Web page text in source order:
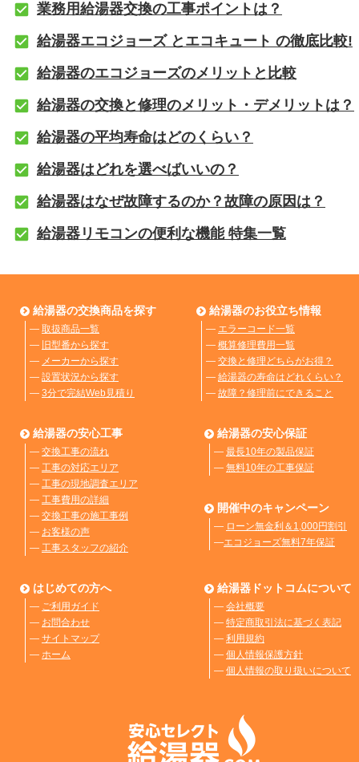
業務用給湯器交換の工事ポイントは？
給湯器エコジョーズ とエコキュート の徹底比較!
給湯器のエコジョーズのメリットと比較
給湯器の交換と修理のメリット・デメリットは？
給湯器の平均寿命はどのくらい？
給湯器はどれを選べばいいの？
給湯器はなぜ故障するのか？故障の原因は？
給湯器リモコンの便利な機能 特集一覧
給湯器の交換商品を探す
― 取扱商品一覧
― 旧型番から探す
― メーカーから探す
― 設置状況から探す
― 3分で完結Web見積り
給湯器のお役立ち情報
― エラーコード一覧
― 概算修理費用一覧
― 交換と修理どちらがお得？
― 給湯器の寿命はどれくらい？
― 故障？修理前にできること
給湯器の安心工事
― 交換工事の流れ
― 工事の対応エリア
― 工事の現地調査エリア
― 工事費用の詳細
― 交換工事の施工事例
― お客様の声
― 工事スタッフの紹介
給湯器の安心保証
― 最長10年の製品保証
― 無料10年の工事保証
開催中のキャンペーン
― ローン無金利＆1,000円割引
―エコジョーズ無料7年保証
はじめての方へ
― ご利用ガイド
― お問合わせ
― サイトマップ
― ホーム
給湯器ドットコムについて
― 会社概要
― 特定商取引法に基づく表記
― 利用規約
― 個人情報保護方針
― 個人情報の取り扱いについて